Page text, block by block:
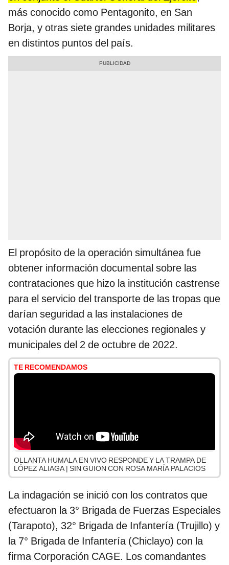
más conocido como Pentagonito, en San
Borja, y otras siete grandes unidades militares
en distintos puntos del país.
El propósito de la operación simultánea fue
obtener información documental sobre las
contrataciones que hizo la institución castrense
para el servicio del transporte de las tropas que
darían seguridad a las instalaciones de
votación durante las elecciones regionales y
municipales del 2 de octubre de 2022.
TE RECOMENDAMOS
OLLANTA HUMALA EN VIVO RESPONDE Y LA TRAMPA DE
LÓPEZ ALIAGA | SIN GUION CON ROSA MARÍA PALACIOS
La indagación se inició con los contratos que
efectuaron la 3° Brigada de Fuerzas Especiales
(Tarapoto), 32° Brigada de Infantería (Trujillo) y
la 7° Brigada de Infantería (Chiclayo) con la
firma Corporación CAGE. Los comandantes